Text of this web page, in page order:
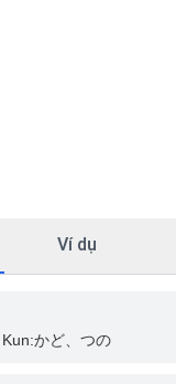
Ví dụ
Kun:かど、つの